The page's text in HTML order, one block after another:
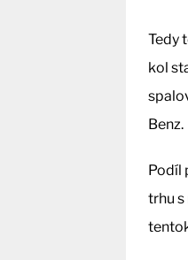
Tedy
kol
Benz.
Podíl
trhu